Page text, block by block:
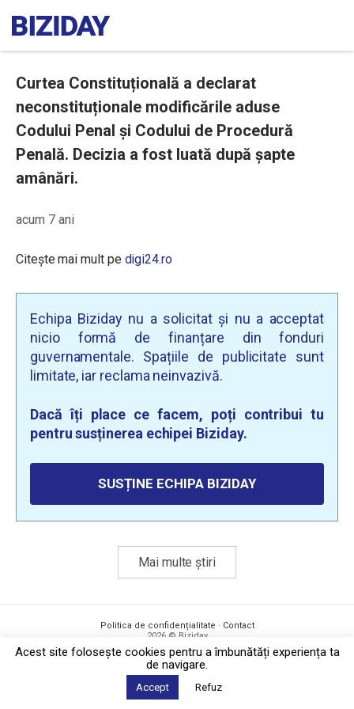
Curtea Constituțională a declarat
neconstituționale modificările aduse
Codului Penal și Codului de Procedură
Penală. Decizia a fost luată după șapte
amânări.
acum 7 ani
Citește mai mult pe digi24.ro
Echipa Biziday nu a solicitat și nu a acceptat
nicio formă de finanțare din fonduri
guvernamentale. Spațiile de publicitate sunt
limitate, iar reclama neinvazivă.
Dacă îți place ce facem, poți contribui tu
pentru susținerea echipei Biziday.
SUSȚINE ECHIPA BIZIDAY
Mai multe știri
Politica de confidențialitate · Contact
2026 © Biziday
Acest site foloseşte cookies pentru a îmbunătăți experiența ta
de navigare.
Accept Refuz